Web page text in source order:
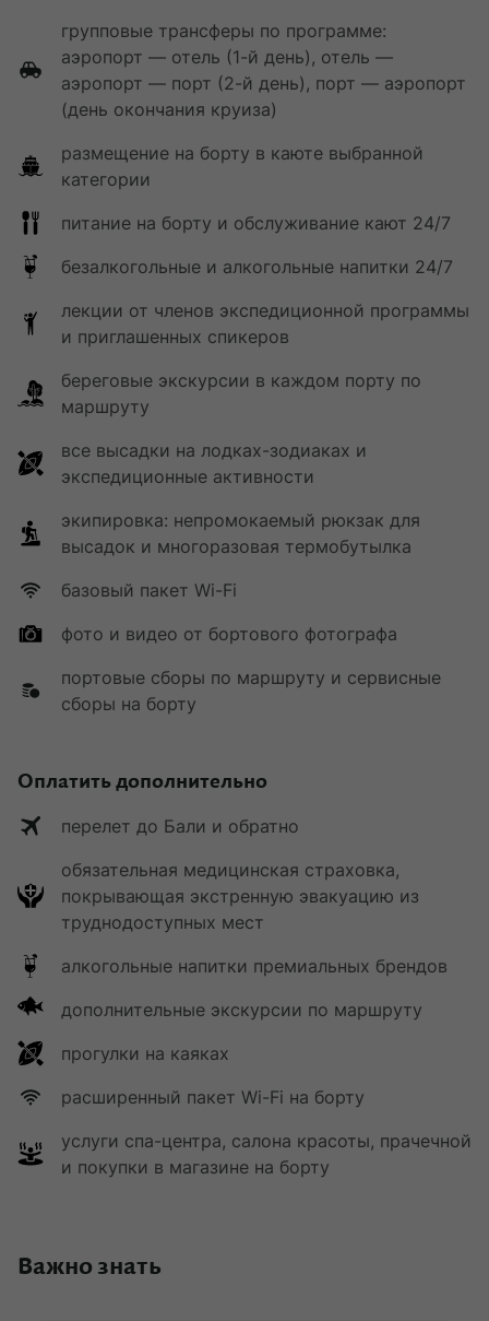
групповые трансферы по программе:
аэропорт — отель (1-й день), отель —
аэропорт — порт (2-й день), порт — аэропорт
(день окончания круиза)
размещение на борту в каюте выбранной
категории
питание на борту и обслуживание кают 24/7
безалкогольные и алкогольные напитки 24/7
лекции от членов экспедиционной программы
и приглашенных спикеров
береговые экскурсии в каждом порту по
маршруту
все высадки на лодках-зодиаках и
экспедиционные активности
экипировка: непромокаемый рюкзак для
высадок и многоразовая термобутылка
базовый пакет Wi-Fi
фото и видео от бортового фотографа
портовые сборы по маршруту и сервисные
сборы на борту
Оплатить дополнительно
перелет до Бали и обратно
обязательная медицинская страховка,
покрывающая экстренную эвакуацию из
труднодоступных мест
алкогольные напитки премиальных брендов
дополнительные экскурсии по маршруту
прогулки на каяках
расширенный пакет Wi-Fi на борту
услуги спа-центра, салона красоты, прачечной
и покупки в магазине на борту
Важно знать